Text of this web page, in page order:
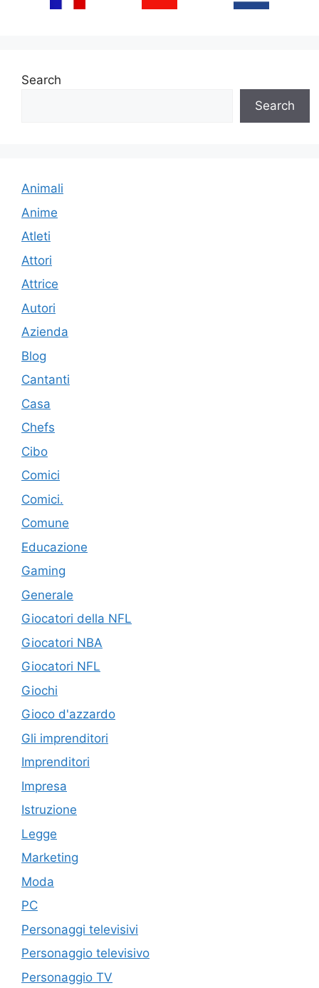
Search
Search
Animali
Anime
Atleti
Attori
Attrice
Autori
Azienda
Blog
Cantanti
Casa
Chefs
Cibo
Comici
Comici.
Comune
Educazione
Gaming
Generale
Giocatori della NFL
Giocatori NBA
Giocatori NFL
Giochi
Gioco d'azzardo
Gli imprenditori
Imprenditori
Impresa
Istruzione
Legge
Marketing
Moda
PC
Personaggi televisivi
Personaggio televisivo
Personaggio TV